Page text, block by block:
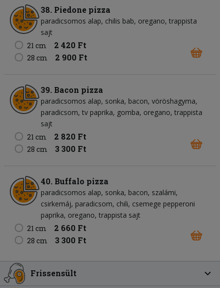
38. Piedone pizza
paradicsomos alap chilis bab oregano trappista
sajt
21 cm
2 420 Ft
28 cm 2 900 Ft
39. Bacon pizza
paradicsomos alap sonka bacon vöröshagyma
paradicsom tv paprika gomba oregano trappista
sajt
21 cm
2 820 Ft
28 cm 3 300 Ft
40. Buffalo pizza
paradicsomos alap sonka bacon szalámi
csirkemáj paradicsom chili csemege pepperoni
paprika oregano trappista sajt
21 cm
2 660 Ft
28 cm 3 300 Ft
Frissensült